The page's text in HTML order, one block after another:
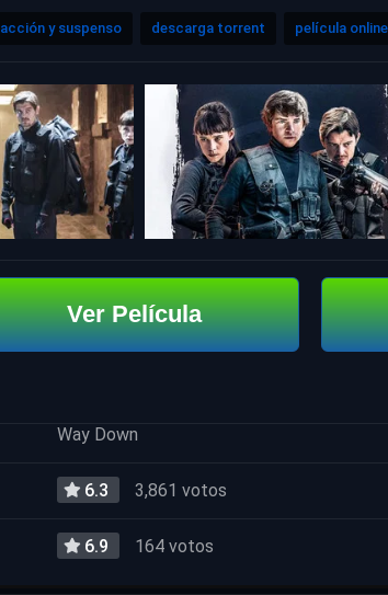
acción y suspenso descarga torrent película online
Ver Película
Way Down
6.3 3,861 votos
6.9 164 votos